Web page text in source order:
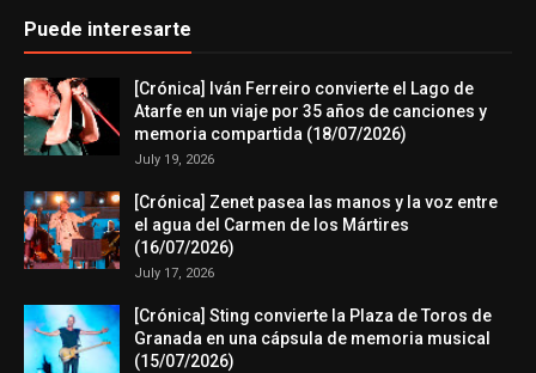
Puede interesarte
[Crónica] Iván Ferreiro convierte el Lago de
Atarfe en un viaje por 35 años de canciones y
memoria compartida (18/07/2026)
July 19, 2026
[Crónica] Zenet pasea las manos y la voz entre
el agua del Carmen de los Mártires
(16/07/2026)
July 17, 2026
[Crónica] Sting convierte la Plaza de Toros de
Granada en una cápsula de memoria musical
(15/07/2026)